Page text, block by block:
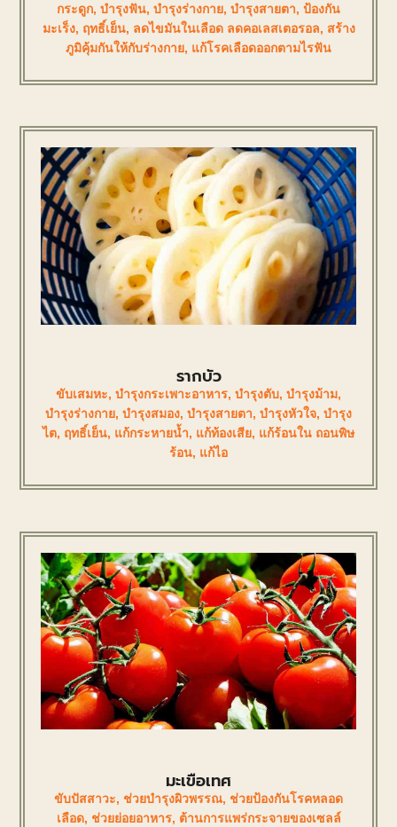
กระดูก, บำรุงฟัน, บำรุงร่างกาย, บำรุงสายตา, ป้องกัน
มะเร็ง, ฤทธิ์เย็น, ลดไขมันในเลือด ลดคอเลสเตอรอล, สร้าง
ภูมิคุ้มกันให้กับร่างกาย, แก้โรคเลือดออกตามไรฟัน
รากบัว
ขับเสมหะ, บำรุงกระเพาะอาหาร, บำรุงตับ, บำรุงม้าม,
บำรุงร่างกาย, บำรุงสมอง, บำรุงสายตา, บำรุงหัวใจ, บำรุง
ไต, ฤทธิ์เย็น, แก้กระหายน้ำ, แก้ท้องเสีย, แก้ร้อนใน ถอนพิษ
ร้อน, แก้ไอ
มะเขือเทศ
ขับปัสสาวะ, ช่วยบำรุงผิวพรรณ, ช่วยป้องกันโรคหลอด
เลือด, ช่วยย่อยอาหาร, ต้านการแพร่กระจายของเซลล์